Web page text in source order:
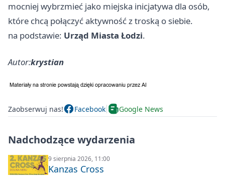
mocniej wybrzmieć jako miejska inicjatywa dla osób,
które chcą połączyć aktywność z troską o siebie.
na podstawie: Urząd Miasta Łodzi.
Autor:krystian
Zaobserwuj nas! Facebook Google News
Nadchodzące wydarzenia
9 sierpnia 2026, 11:00
Kanzas Cross